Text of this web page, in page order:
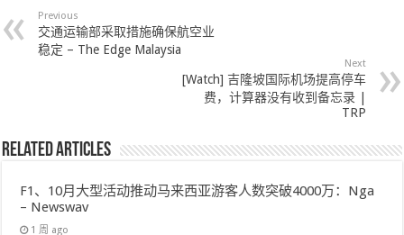
Previous
交通运输部采取措施确保航空业
稳定 – The Edge Malaysia
Next
[Watch] 吉隆坡国际机场提高停车
费，计算器没有收到备忘录 |
TRP
Related Articles
F1、10月大型活动推动马来西亚游客人数突破4000万：Nga
– Newswav
1 周 ago